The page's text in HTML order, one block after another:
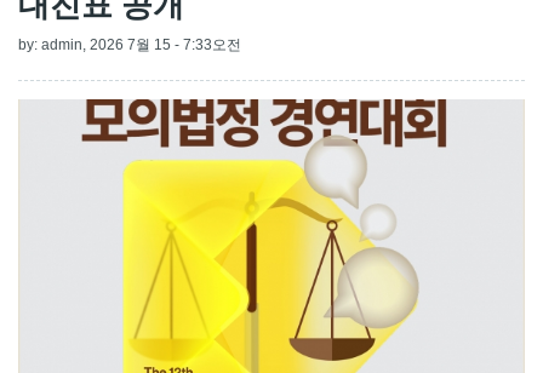
by: admin, 2026 7월 15 - 7:33오전